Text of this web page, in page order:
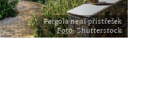
Pergola není přístřešek
Foto: Shutterstock